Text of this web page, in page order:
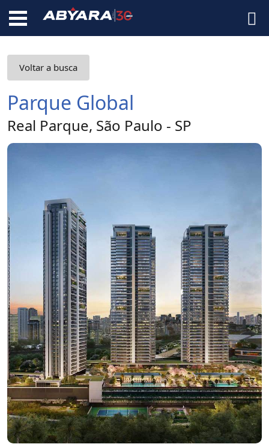
Voltar a busca
Parque Global
Real Parque, São Paulo - SP